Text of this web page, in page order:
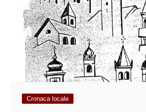
Cronaca locale